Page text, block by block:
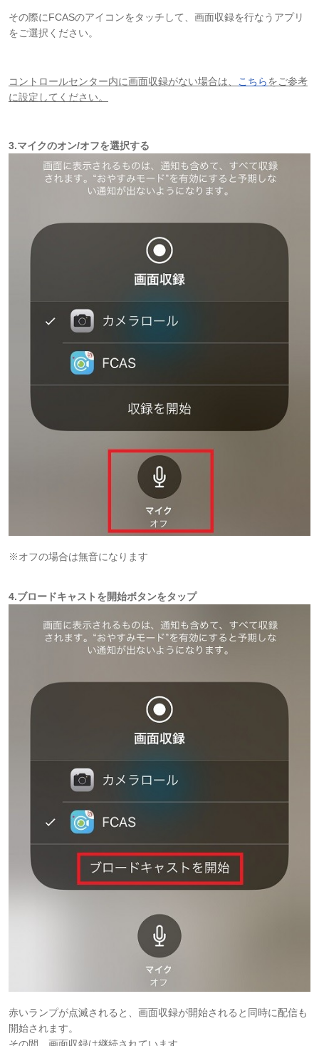
その際にFCASのアイコンをタッチして、画面収録を行なうアプリ
をご選択ください。
コントロールセンター内に画面収録がない場合は、 こちらをご参考
に設定してください。
3.マイクのオン/オフを選択する
※オフの場合は無音になります
4.ブロードキャストを開始ボタンをタップ
赤いランプが点滅されると、画面収録が開始されると同時に配信も
開始されます。